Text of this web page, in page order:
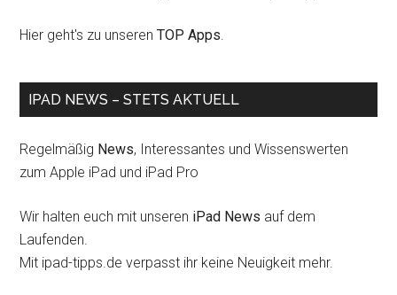
Hier geht's zu unserenTOP Apps.
IPAD NEWS – STETS AKTUELL
Regelmäßig News, Interessantes und Wissenswerten
zum Apple iPad und iPad Pro
Wir halten euch mit unseren iPad News auf dem
Laufenden.
Mit ipad-tipps.de verpasst ihr keine Neuigkeit mehr.